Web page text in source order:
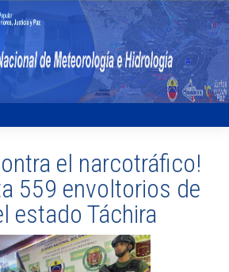
el narcotráfico!
559 envoltorios de
estado Táchira